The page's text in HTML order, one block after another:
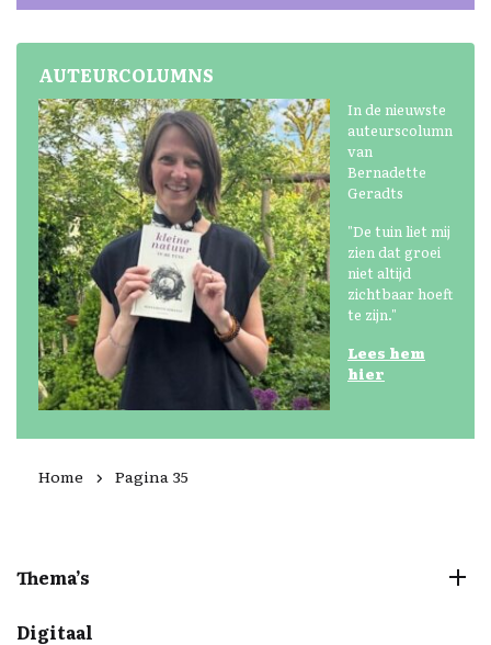
AUTEURCOLUMNS
In de nieuwste
auteurscolumn
van
Bernadette
Geradts
"De tuin liet mij
zien dat groei
niet altijd
zichtbaar hoeft
te zijn."
Lees hem
hier
Home Pagina 35
Thema’s
Digitaal